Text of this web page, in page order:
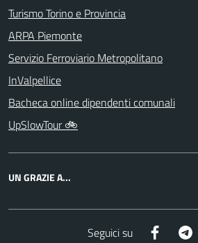
Turismo Torino e Provincia
ARPA Piemonte
Servizio Ferroviario Metropolitano
InValpellice
Bacheca online dipendenti comunali
UpSlowTour 🚲
UN GRAZIE A...
Seguici su Facebook